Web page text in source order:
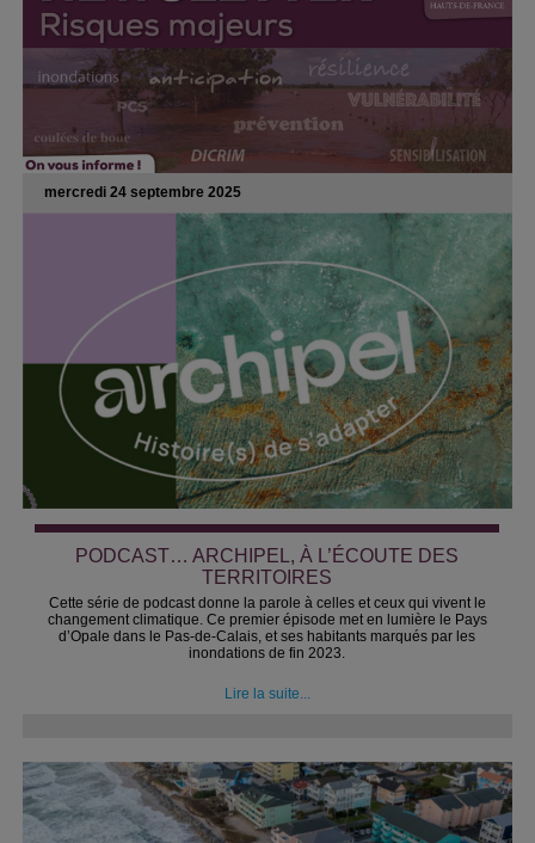
mercredi 24 septembre 2025
PODCAST… ARCHIPEL, À L’ÉCOUTE DES
TERRITOIRES
Cette série de podcast donne la parole à celles et ceux qui vivent le
changement climatique. Ce premier épisode met en lumière le Pays
d’Opale dans le Pas-de-Calais, et ses habitants marqués par les
inondations de fin 2023.
Lire la suite...